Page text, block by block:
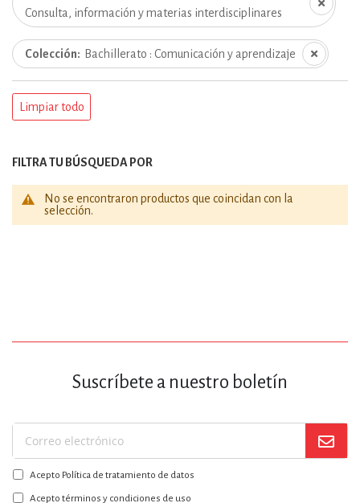
No se encontraron productos que coincidan con la
selección.
Consulta, información y materias interdisciplinares
Colección Bachillerato : Comunicación y aprendizaje
Limpiar todo
FILTRA TU BÚSQUEDA POR
Suscríbete a nuestro boletín
Suscríbase
a
nuestro
boletín:
Acepto Política de tratamiento de datos
Acepto términos y condiciones de uso